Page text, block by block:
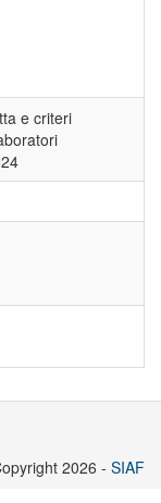
e criteri
2026 - SIAF